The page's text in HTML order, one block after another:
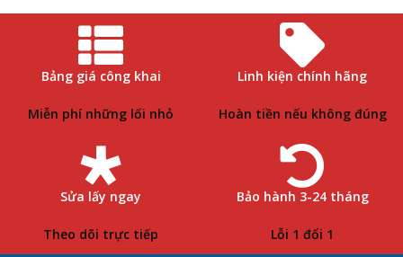
Bảng giá công khai
Miễn phí những lối nhỏ
Linh kiện chính hãng
Hoàn tiền nếu không đúng
Sửa lấy ngay
Theo dõi trực tiếp
Bảo hành 3-24 tháng
Lỗi 1 đổi 1